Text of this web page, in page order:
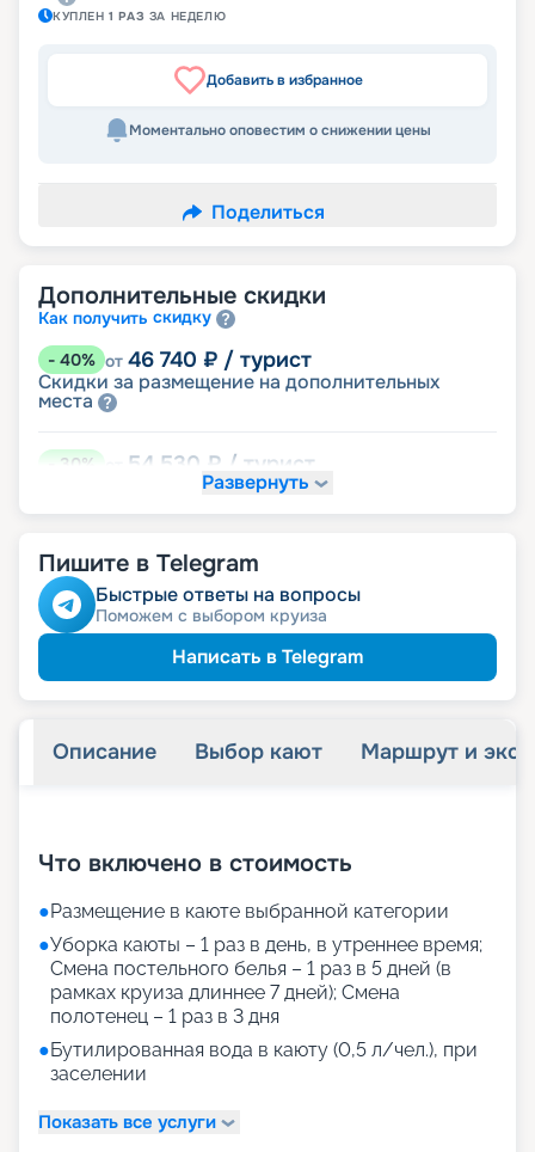
КУПЛЕН1 РАЗ ЗА НЕДЕЛЮ
Добавить в избранное
Моментально оповестим о снижении цены
Поделиться
Дополнительные скидки
Как получить скидку
- 40% от 46 740 ₽ / турист
Скидки за размещение на дополнительных
места
30% 54 530 ₽ / турист
размещение
70 110
Скидкадетям
-5% от 74 005 ₽/ турист
пенсионерам
Развернуть
Пишите в Telegram
Быстрые ответы на вопросы
Поможем с выбором круиза
Написать в Telegram
Описание Выбор кают Маршрут и
Что включено в стоимость
●Размещение в каюте выбранной категории
●Уборка каюты – 1 раз в день, в утреннее время;
Смена постельного белья – 1 раз в 5 дней (в
рамках круиза длиннее 7 дней); Смена
полотенец – 1 раз в 3 дня
●Бутилированная вода в каюту (0,5 л/чел.), при
заселении
Показать все услуги